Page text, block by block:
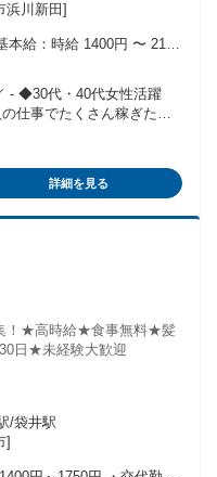
浜川新田]
本給：時給 1400円 〜 2100
間の試用期間中は1350円
- ◆30代・40代女性活躍
みなさん大歓迎です。
詳細を見る
！★高時給★食事無料★髪
日★未経験大歓迎
/袋井駅
]